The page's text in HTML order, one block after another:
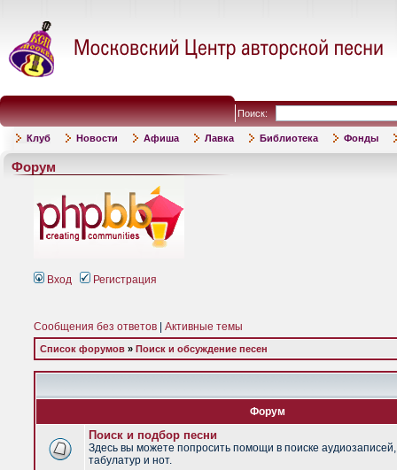
Поиск:
Клуб Новости Афиша Лавка Библиотека Фонды
Форум
Вход Регистрация
Сообщения без ответов Активные темы
Список форумов » Поиск и обсуждение песен
Форум
Поиск и подбор песни
Здесь вы можете попросить помощи в поиске аудиозаписей,
табулатур и нот.